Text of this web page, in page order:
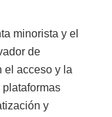
minorista y el
de
el acceso y la
y